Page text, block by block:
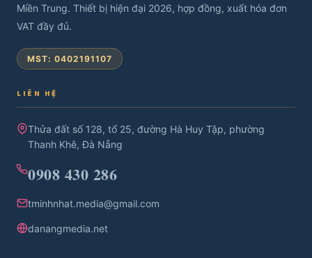
Miền Trung. Thiết bị hiện đại 2026, hợp đồng, xuất hóa đơn
VAT đầy đủ.
MST: 0402191107
LIÊN HỆ
Thửa đất số 128, tổ 25, đường Hà Huy Tập, phường
Thanh Khê, Đà Nẵng
0908 430 286
tminhnhat.media@gmail.com
danangmedia.net